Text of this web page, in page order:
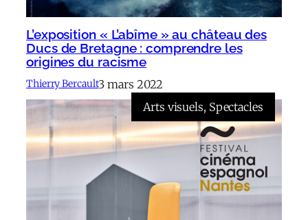
L’exposition « L’abîme » au château des
Ducs de Bretagne : comprendre les
origines du racisme
Thierry Bercault3 mars 2022
Arts visuels, Spectacles